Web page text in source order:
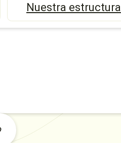
Nuestra estructura